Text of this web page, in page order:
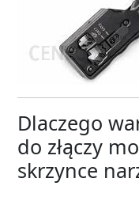
Dlaczego
do złączy
skrzynce